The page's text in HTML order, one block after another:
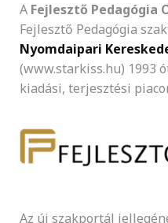
A Fejlesztő Pedagógia
Fejlesztő Pedagógia
Nyomdaipari
(www.starkiss.hu) 1993
kiadási, terjesztési
Az új szakportál